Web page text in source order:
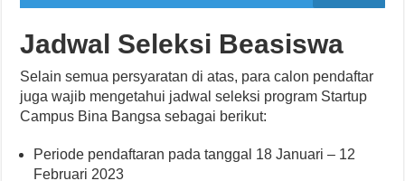
Jadwal Seleksi Beasiswa
Selain semua persyaratan di atas, para calon pendaftar
juga wajib mengetahui jadwal seleksi program Startup
Campus Bina Bangsa sebagai berikut:
Periode pendaftaran pada tanggal 18 Januari – 12
Februari 2023